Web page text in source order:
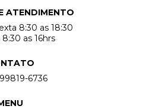
ATENDIMENTO
8:30 as 18:30
as 16hrs
6736